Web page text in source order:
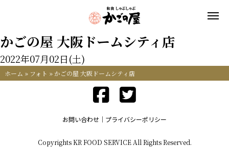
かごの屋 大阪ドームシティ店
2022年07月02日(土)
ホーム » フォト » かごの屋 大阪ドームシティ店
お問い合わせ プライバシーポリシー
Copyrights KR FOOD SERVICE All Rights Reserved.